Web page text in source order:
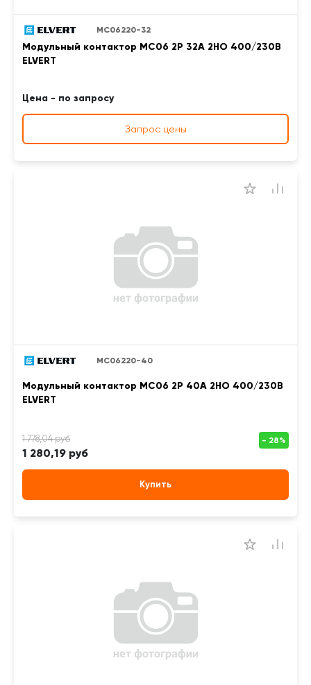
MC06220-32
Модульный контактор MC06 2Р 32А 2НО 400/230B
ELVERT
Цена - по запросу
Запрос цены
MC06220-40
Модульный контактор MC06 2Р 40А 2НО 400/230B
ELVERT
1 280,19 руб
Купить